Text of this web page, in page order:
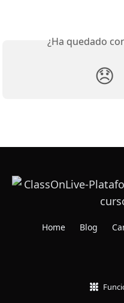
¿Ha quedado
😞
Home Blog